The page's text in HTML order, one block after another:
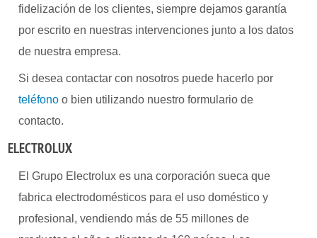
fidelización de los clientes, siempre dejamos garantía
por escrito en nuestras intervenciones junto a los datos
de nuestra empresa.
Si desea contactar con nosotros puede hacerlo por
teléfono o bien utilizando nuestro formulario de
contacto.
ELECTROLUX
El Grupo Electrolux es una corporación sueca que
fabrica electrodomésticos para el uso doméstico y
profesional, vendiendo más de 55 millones de